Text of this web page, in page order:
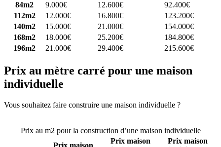
84m2
9.000€ 12.600€
92.400€
112m2
12.000€ 16.800€
123.200€
140m2
15.000€ 21.000€
154.000€
168m2
18.000€ 25.200€
184.800€
196m2
21.000€ 29.400€ 215.600€
Prix au mètre carré pour une maison
individuelle
Vous souhaitez faire construire une maison individuelle ?
Prix au m2 pour la construction d’une maison individuelle
Prix maison
Prix maison
Prix maison